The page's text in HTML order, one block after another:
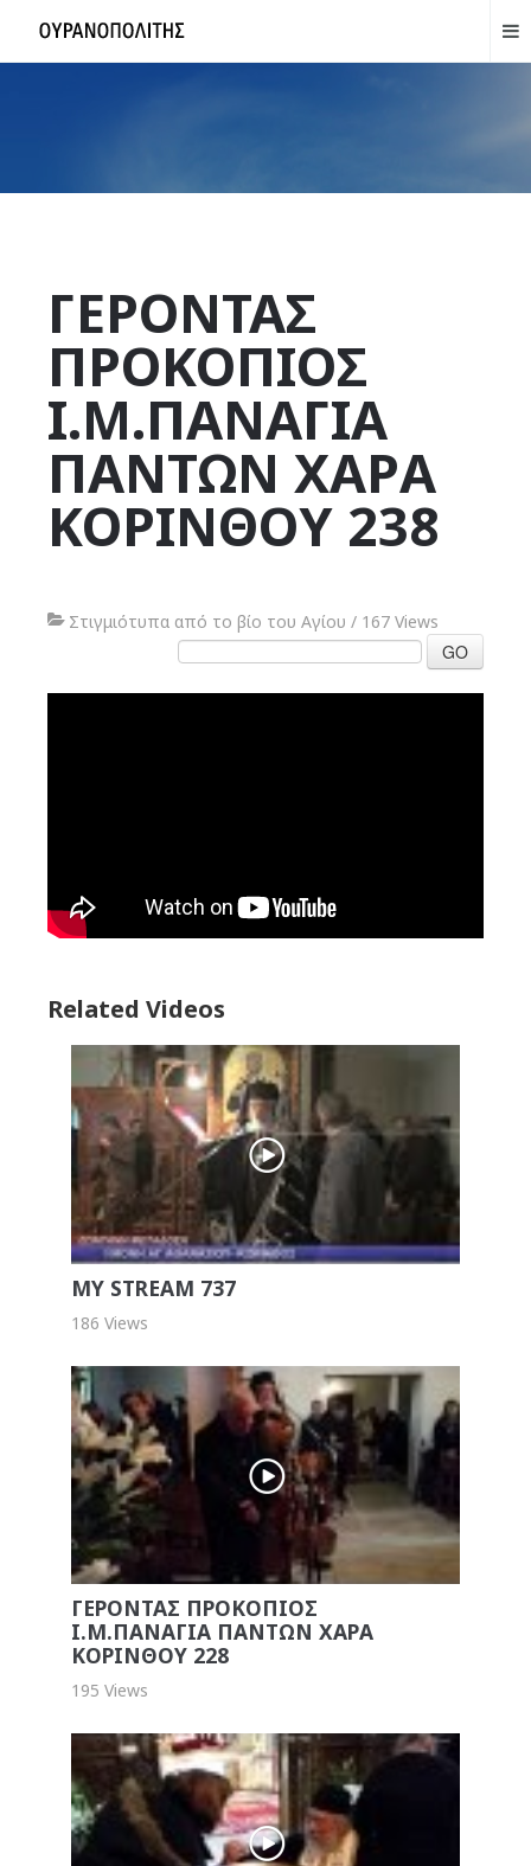
ΓΕΡΟΝΤΑΣ
ΠΡΟΚΟΠΙΟΣ
Ι.Μ.ΠΑΝΑΓΙΑ
ΠΑΝΤΩΝ ΧΑΡΑ
ΚΟΡΙΝΘΟΥ 238
Στιγμιότυπα από το βίο του Αγίου / 167 Views
GO
Related Videos
MY STREAM 737
186 Views
ΓΕΡΟΝΤΑΣ ΠΡΟΚΟΠΙΟΣ
Ι.Μ.ΠΑΝΑΓΙΑ ΠΑΝΤΩΝ ΧΑΡΑ
ΚΟΡΙΝΘΟΥ 228
195 Views